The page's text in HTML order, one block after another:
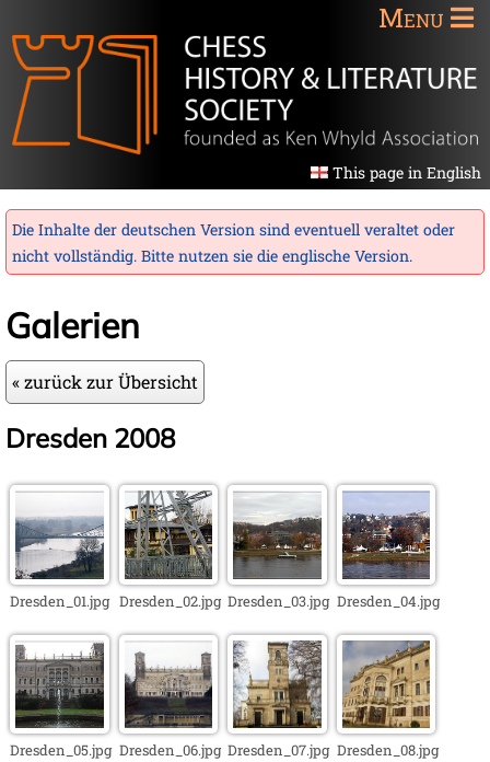
Menu
This page in English
Die Inhalte der deutschen Version sind eventuell veraltet oder
nicht vollständig. Bitte nutzen sie die englische Version.
Galerien
« zurück zur Übersicht
Dresden 2008
Dresden_01.jpg Dresden_02.jpg Dresden_03.jpg Dresden_04.jpg
Dresden_05.jpg Dresden_06.jpg Dresden_07.jpg Dresden_08.jpg